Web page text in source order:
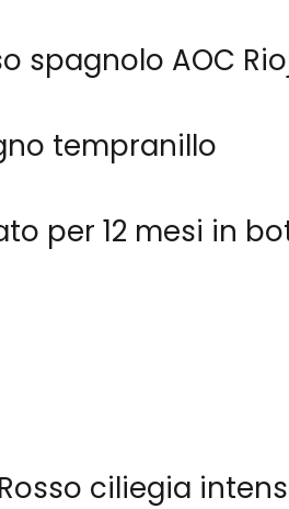
spagnolo AOC
tempranillo
per 12 mesi in
ciliegia